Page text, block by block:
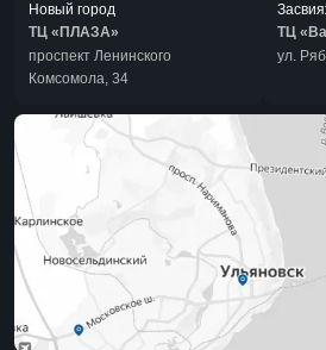
Новый город
ТЦ «ПЛАЗА»
проспект Ленинского
Комсомола, 34
ТЦ
ул.